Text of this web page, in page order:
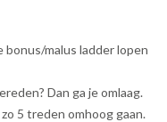
malus ladder lopen
Dan ga je omlaag.
5 treden omhoog gaan.